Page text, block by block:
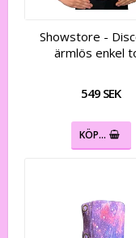
Showstore -
ärmlös enkel
549 SEK
KÖP…